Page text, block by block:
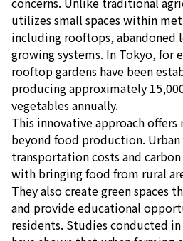
utilizes small spaces within
including rooftops, abandoned
growing systems. In Tokyo, for
rooftop gardens have been
producing approximately
vegetables annually.
This innovative approach
beyond food production. Urban
transportation costs and
with bringing food from rural
They also create green spaces
and provide educational
residents. Studies conducted